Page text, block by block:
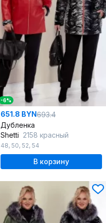
-6%
651.8 BYN693.4
Дубленка
Shetti 2158 красный
48, 50, 52, 54
В корзину